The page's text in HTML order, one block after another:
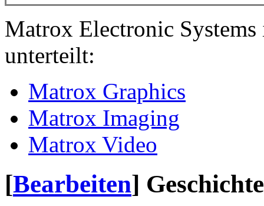
Matrox Electronic
unterteilt:
Matrox Graphics
Matrox Imaging
Matrox Video
[Bearbeiten] Geschichte